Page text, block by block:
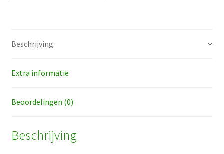
Beschrijving
Extra informatie
Beoordelingen (0)
Beschrijving